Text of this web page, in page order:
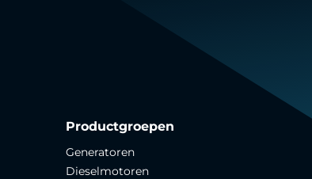
Productgroepen
Generatoren
Dieselmotoren